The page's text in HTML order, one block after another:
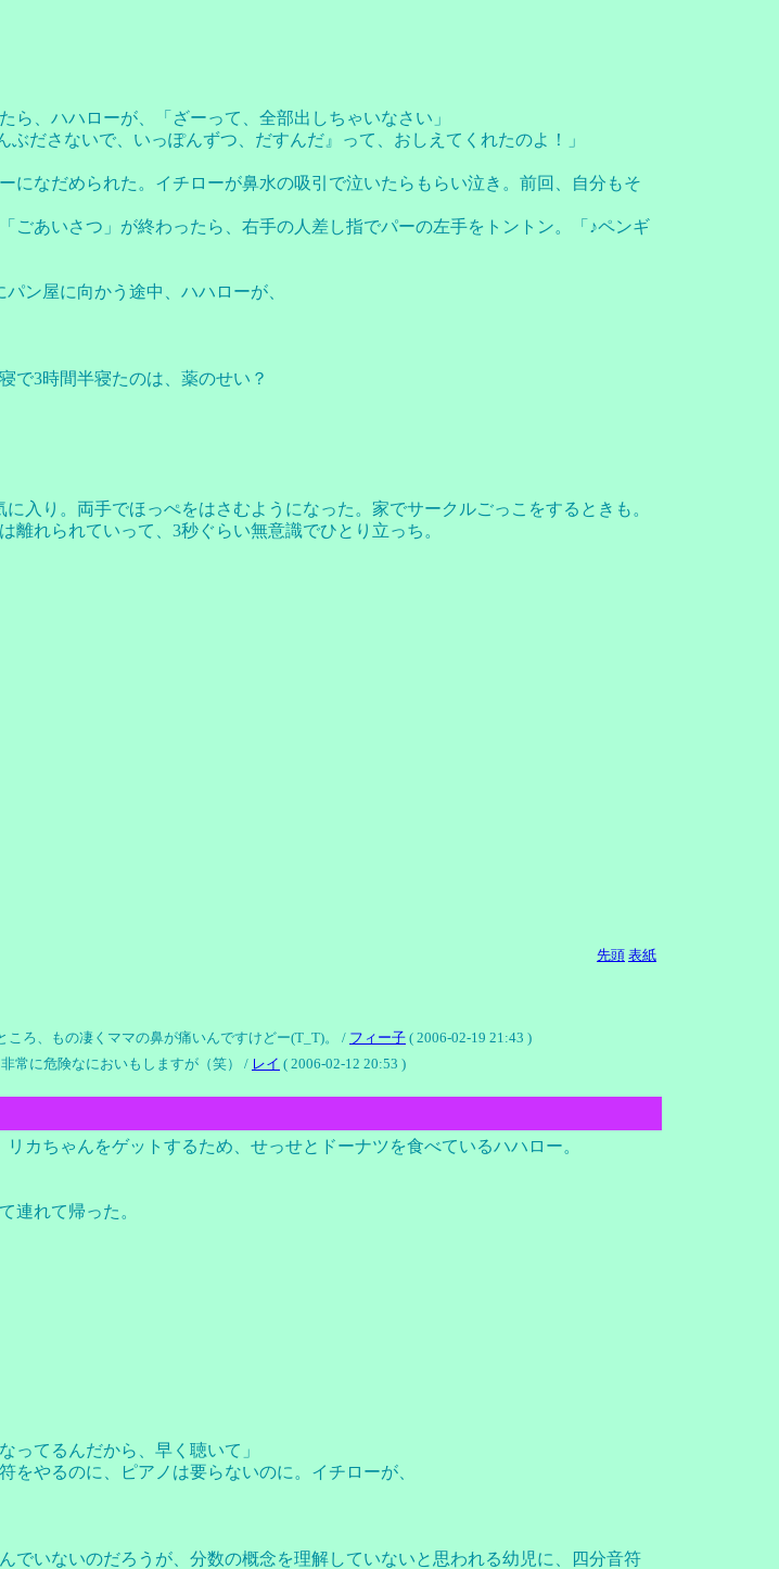
、ハハローが、「ざーって、全部出しちゃいなさい」
ださないで、いっぽんずつ、だすんだ』って、おしえてくれたのよ！」
になだめられた。イチローが鼻水の吸引で泣いたらもらい泣き。前回、自分もそ
あいさつ」が終わったら、右手の人差し指でパーの左手をトントン。「♪ペンギ
ン屋に向かう途中、ハハローが、
で3時間半寝たのは、薬のせい？
入り。両手でほっぺをはさむようになった。家でサークルごっこをするときも。
れられていって、3秒ぐらい無意識でひとり立っち。
先頭 表紙
ろ、もの凄くママの鼻が痛いんですけどー(T_T)。 / フィー子 ( 2006-02-19 21:43 )
常に危険なにおいもしますが（笑） / レイ ( 2006-02-12 20:53 )
カちゃんをゲットするため、せっせとドーナツを食べているハハロー。
連れて帰った。
ってるんだから、早く聴いて」
やるのに、ピアノは要らないのに。イチローが、
いないのだろうが、分数の概念を理解していないと思われる幼児に、四分音符